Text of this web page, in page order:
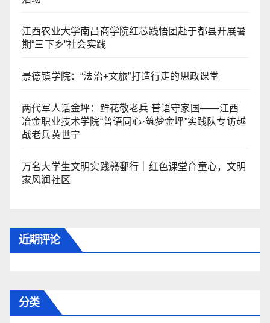
江西农业大学南昌商学院红芯践悟团赴于都县开展暑
期“三下乡”社会实践
景德镇学院：“法治+文旅”打造行走的思政课堂
两代军人话金坪：鲜花敬老兵 普语守家国——江西
冶金职业技术学院“普语同心·筑梦金坪”实践队专访越
战老兵黄世宁
万名大学生文明实践赣鄱行｜红色课堂育童心，文明
家风润社区
近期评论
分类